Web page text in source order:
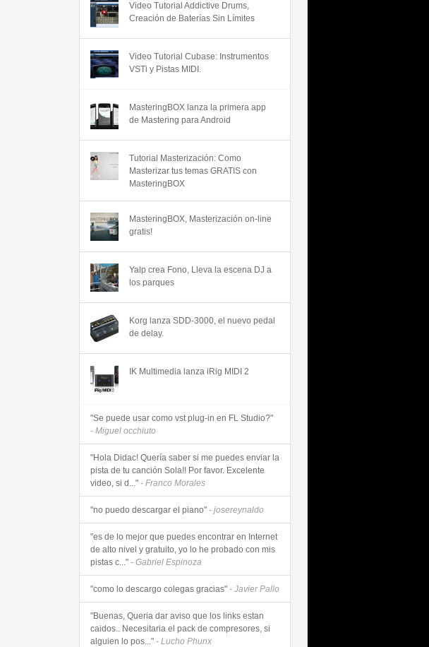
Video Tutorial Addictive Drums,
Creación de Baterías Sin Límites
Video Tutorial Cubase: Instrumentos
VSTi y Pistas MIDI.
MasteringBOX lanza la primera app
de Mastering para Android
Tutorial Masterización: Como
Masterizar tus temas GRATIS con
MasteringBOX
MasteringBOX, Masterización on-line
gratis!
Yalp crea Fono, Lleva la escena DJ a
los parques
Korg lanza SDD-3000, el nuevo pedal
de delay.
IK Multimedia lanza iRig MIDI 2
"Se puede usar como vst plug-in en FL Studio?"
- Miguel occhiuto
"Hola Didac! Quería saber si me puedes enviar la
pista de tu canción Sola!! Por favor. Excelente
video, si d..." - Franco Morales
"no puedo descargar el piano" - josereynaldo
"es de lo mejor que puedes encontrar en Internet
de alto nivel y gratuito, yo lo he probado con mis
pistas c..." - Gabriel Espinoza
"como lo descargo colegas gracias" - Javier Pallo
"Buenas, Queria dar aviso que los links estan
caidos.. Necesitaria el pack de compresores, si
alguien lo pos..." - Lucho Phunx